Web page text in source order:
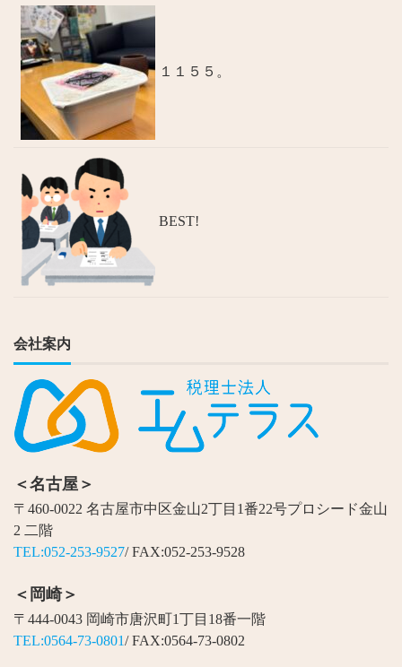
１１５５。
BEST!
会社案内
＜名古屋＞
〒460-0022 名古屋市中区金山2丁目1番22号プロシード金山
2 二階
TEL:052-253-9527/ FAX:052-253-9528
＜岡崎＞
〒444-0043 岡崎市唐沢町1丁目18番一階
TEL:0564-73-0801/ FAX:0564-73-0802